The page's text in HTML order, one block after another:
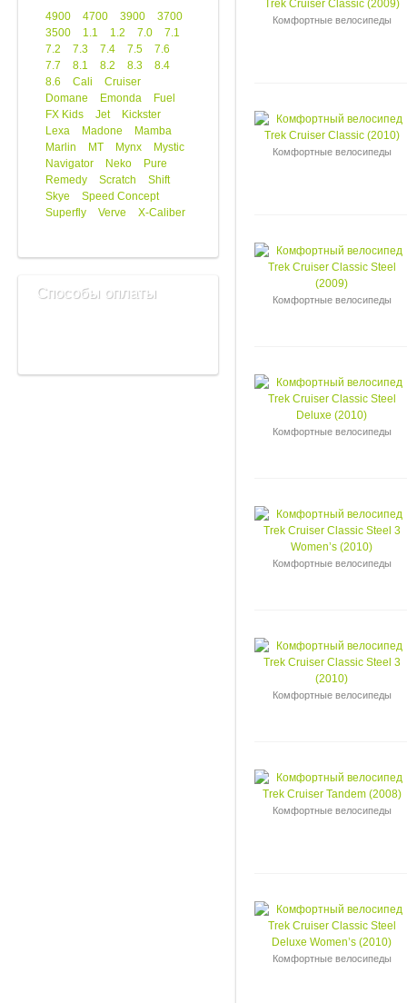
4900 4700 3900
3700
3500
1.1 1.2 7.0
7.1
7.2
7.3 7.4 7.5
7.6
7.7
8.1 8.2 8.3
8.4
8.6
Cali
Cruiser
Domane
Emonda
Fuel
FX Kids
Jet
Kickster
Lexa
Madone
Mamba
Marlin
MT Mynx
Mystic
Navigator
Neko
Pure
Remedy
Scratch
Shift
Skye
Speed Concept
Superfly
Verve X-Caliber
Способы оплаты
Комфортные велосипеды
Комфортные велосипеды
Комфортные велосипеды
Комфортные велосипеды
Комфортные велосипеды
Комфортные велосипеды
Комфортные велосипеды
Комфортные велосипеды